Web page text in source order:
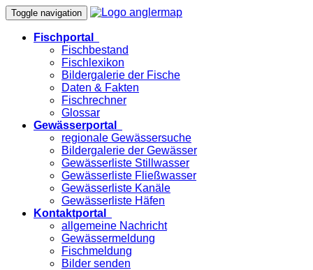
Toggle navigation
Fischportal
Fischbestand
Fischlexikon
Bildergalerie der Fische
Daten & Fakten
Fischrechner
Glossar
Gewässerportal
regionale Gewässersuche
Bildergalerie der Gewässer
Gewässerliste Stillwasser
Gewässerliste Fließwasser
Gewässerliste Kanäle
Gewässerliste Häfen
Kontaktportal
allgemeine Nachricht
Gewässermeldung
Fischmeldung
Bilder senden